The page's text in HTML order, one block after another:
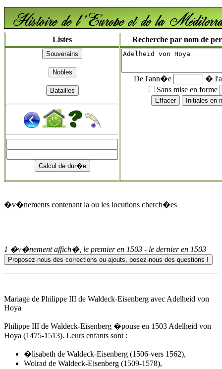
Listes Recherche par nom de
De l'ann�e
�
Sans mise en forme
�v�nements contenant la ou les locutions cherch�es
1 �v�nement affich�, le premier en 1503 - le dernier en 1503
Mariage de Philippe III de Waldeck-Eisenberg avec Adelheid von
Hoya
Philippe III de Waldeck-Eisenberg �pouse en 1503 Adelheid von
Hoya (1475-1513). Leurs enfants sont :
�lisabeth de Waldeck-Eisenberg (1506-vers 1562),
Wolrad de Waldeck-Eisenberg (1509-1578),